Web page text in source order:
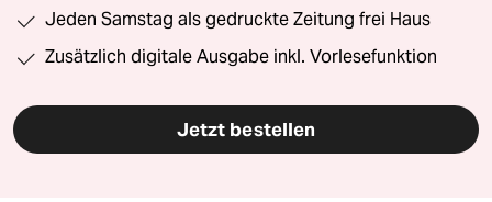
Jeden Samstag als gedruckte Zeitung frei Haus
Zusätzlich digitale Ausgabe inkl. Vorlesefunktion
Jetzt bestellen